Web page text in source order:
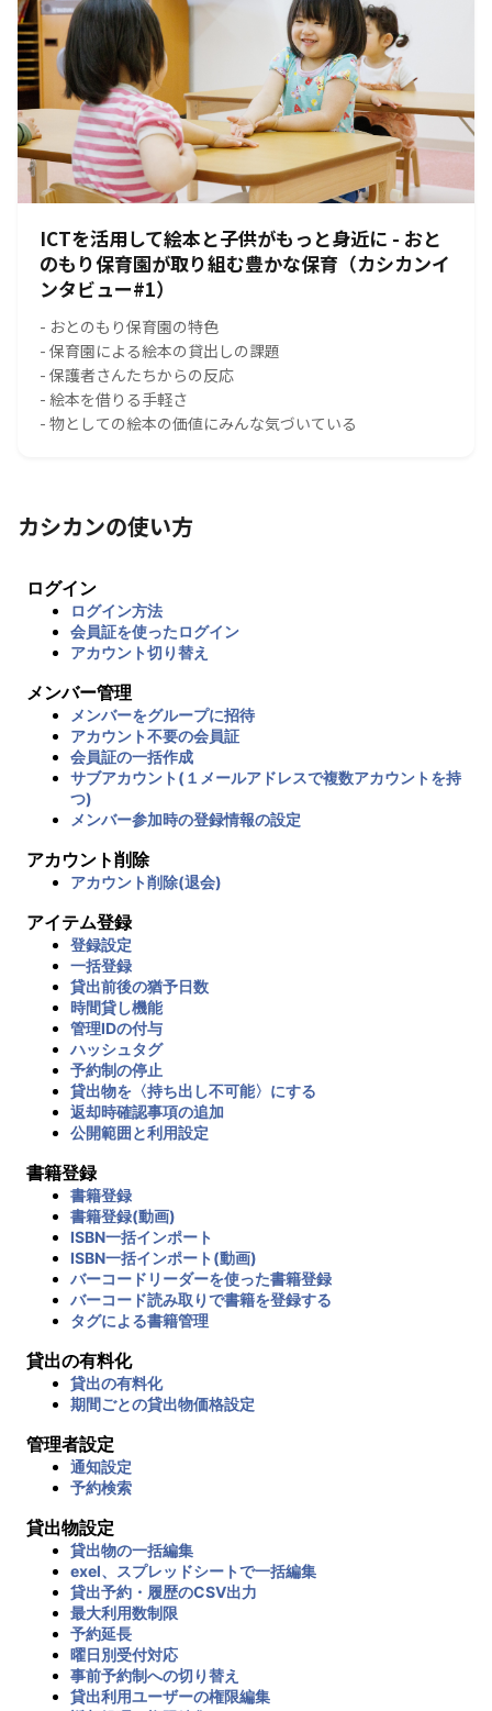
ICTを活用して絵本と子供がもっと身近に - おと
のもり保育園が取り組む豊かな保育（カシカンイ
ンタビュー#1）
- おとのもり保育園の特色
- 保育園による絵本の貸出しの課題
- 保護者さんたちからの反応
- 絵本を借りる手軽さ
- 物としての絵本の価値にみんな気づいている
カシカンの使い方
ログイン
ログイン方法
会員証を使ったログイン
アカウント切り替え
メンバー管理
メンバーをグループに招待
アカウント不要の会員証
会員証の一括作成
サブアカウント(１メールアドレスで複数アカウントを持
つ)
メンバー参加時の登録情報の設定
アカウント削除
アカウント削除(退会)
アイテム登録
登録設定
一括登録
貸出前後の猶予日数
時間貸し機能
管理IDの付与
ハッシュタグ
予約制の停止
貸出物を〈持ち出し不可能〉にする
返却時確認事項の追加
公開範囲と利用設定
書籍登録
書籍登録
書籍登録(動画)
ISBN一括インポート
ISBN一括インポート(動画)
バーコードリーダーを使った書籍登録
バーコード読み取りで書籍を登録する
タグによる書籍管理
貸出の有料化
貸出の有料化
期間ごとの貸出物価格設定
管理者設定
通知設定
予約検索
貸出物設定
貸出物の一括編集
exel、スプレッドシートで一括編集
貸出予約・履歴のCSV出力
最大利用数制限
予約延長
曜日別受付対応
事前予約制への切り替え
貸出利用ユーザーの権限編集